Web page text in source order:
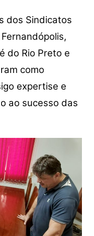
dos Sindicatos
do Rio Preto e
como
expertise e
ao sucesso das